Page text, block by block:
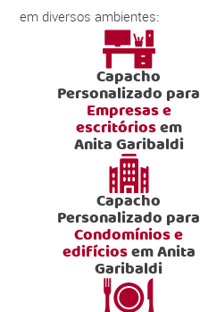
em diversos ambientes:
Capacho
Personalizado para
Empresas e
escritóriosem
Anita Garibaldi
Capacho
Personalizado para
Condomínios e
edifíciosem Anita
Garibaldi